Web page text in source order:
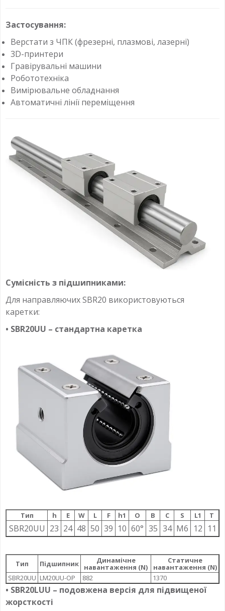
Застосування:
Верстати з ЧПК (фрезерні, плазмові, лазерні)
3D-принтери
Гравірувальні машини
Робототехніка
Вимірювальне обладнання
Автоматичні лінії переміщення
Сумісність з підшипниками:
Для направляючих SBR20 використовуються
каретки:
• SBR20UU – стандартна каретка
Тип h E W L F h1 О B C S L1 T
SBR20UU 23 24 48 50 39 10 60° 35 34 M6 12 11
Тип Підшипник Динамічне
навантаження (N)
Статичне
навантаження (N)
SBR20UU LM20UU-OP 882 1370
• SBR20LUU – подовжена версія для підвищеної
жорсткості